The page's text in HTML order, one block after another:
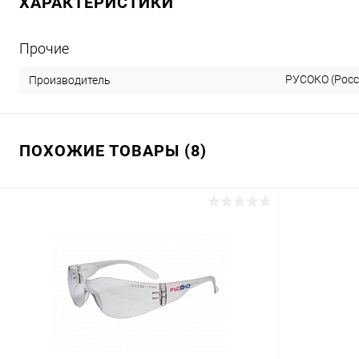
Прочие
Производитель РУСОКО
ПОХОЖИЕ ТОВАРЫ (8)